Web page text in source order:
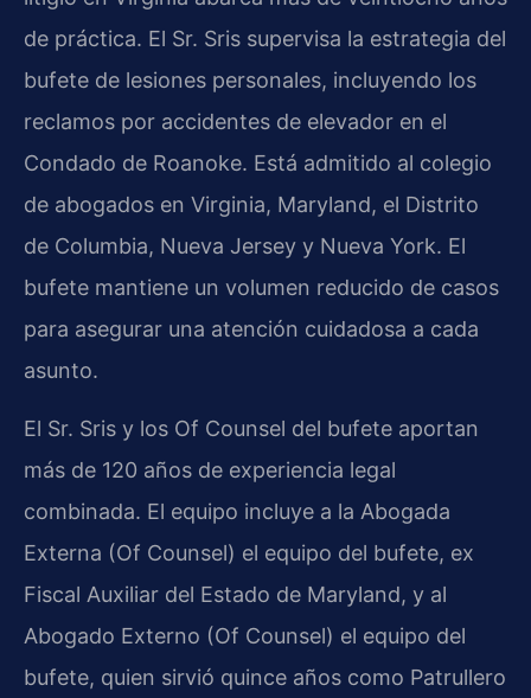
de práctica. El Sr. Sris supervisa la estrategia del
bufete de lesiones personales, incluyendo los
reclamos por accidentes de elevador en el
Condado de Roanoke. Está admitido al colegio
de abogados en Virginia, Maryland, el Distrito
de Columbia, Nueva Jersey y Nueva York. El
bufete mantiene un volumen reducido de casos
para asegurar una atención cuidadosa a cada
asunto.
El Sr. Sris y los Of Counsel del bufete aportan
más de 120 años de experiencia legal
combinada. El equipo incluye a la Abogada
Externa (Of Counsel) el equipo del bufete, ex
Fiscal Auxiliar del Estado de Maryland, y al
Abogado Externo (Of Counsel) el equipo del
bufete, quien sirvió quince años como Patrullero